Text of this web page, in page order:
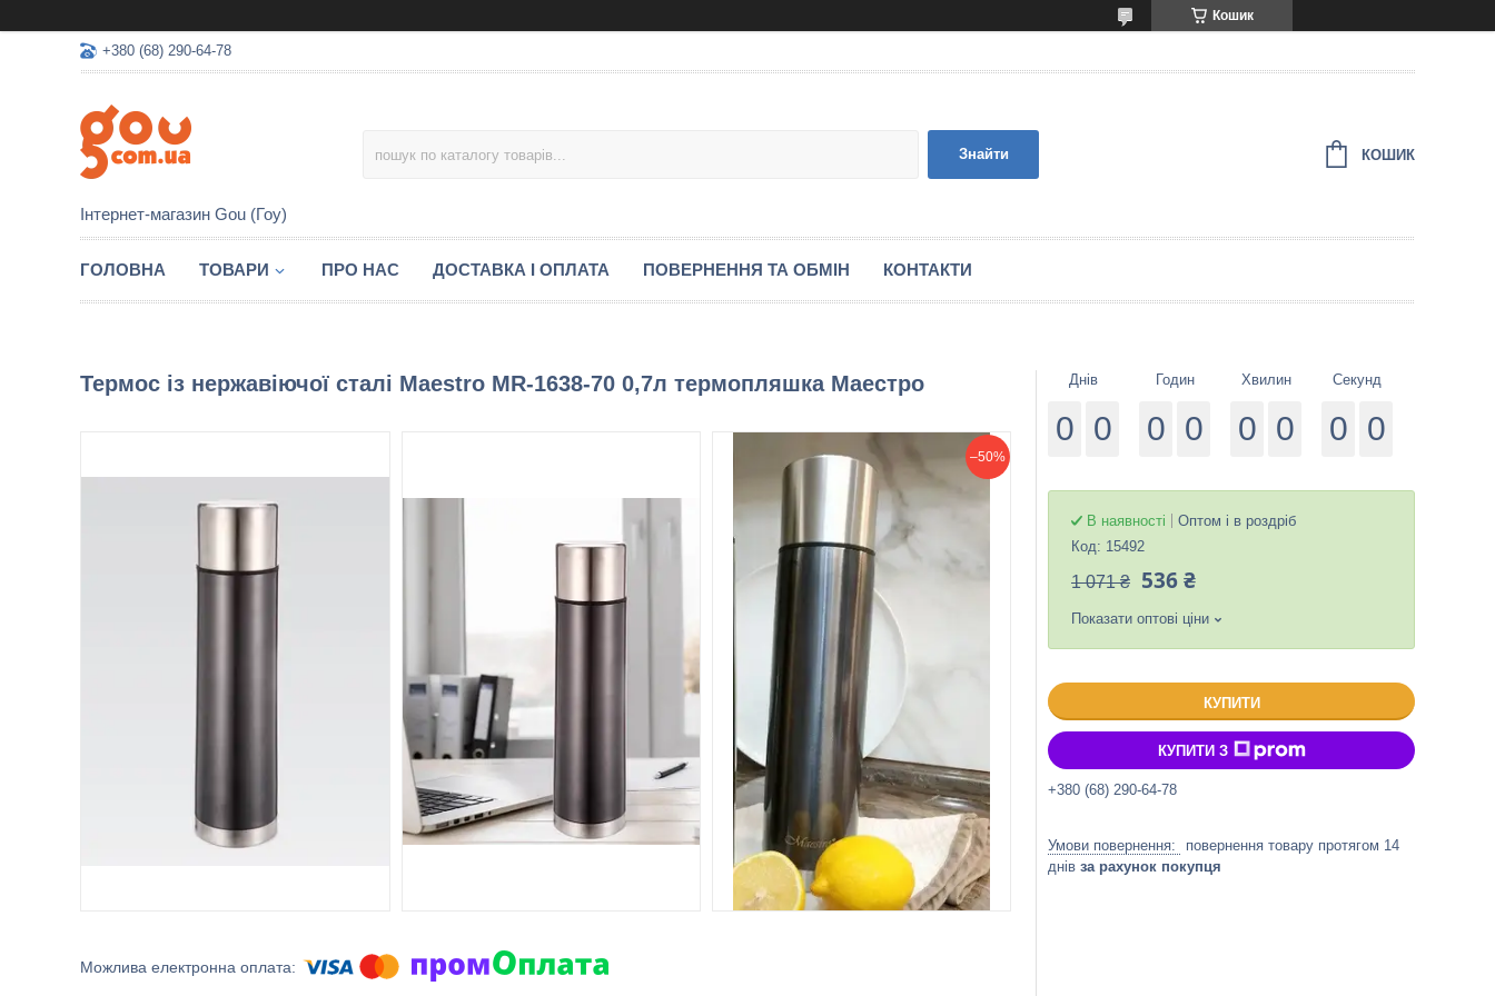
Кошик
+380 (68) 290-64-78
Інтернет-магазин Gou (Гоу)
Знайти КОШИК
ГОЛОВНА ТОВАРИ ПРО НАС ДОСТАВКА І ОПЛАТА ПОВЕРНЕННЯ ТА ОБМІН КОНТАКТИ
Термос із нержавіючої сталі Maestro MR-1638-70 0,7л термопляшка Маестро
–50%
Днів
0 0
Годин
0 0
Хвилин
0 0
Секунд
0 0
В наявності
Оптом і в роздріб
Код: 15492
1 071 ₴ 536 ₴
Показати оптові ціни
КУПИТИ
КУПИТИ З
+380 (68) 290-64-78
повернення товару протягом 14
днів за рахунок покупця